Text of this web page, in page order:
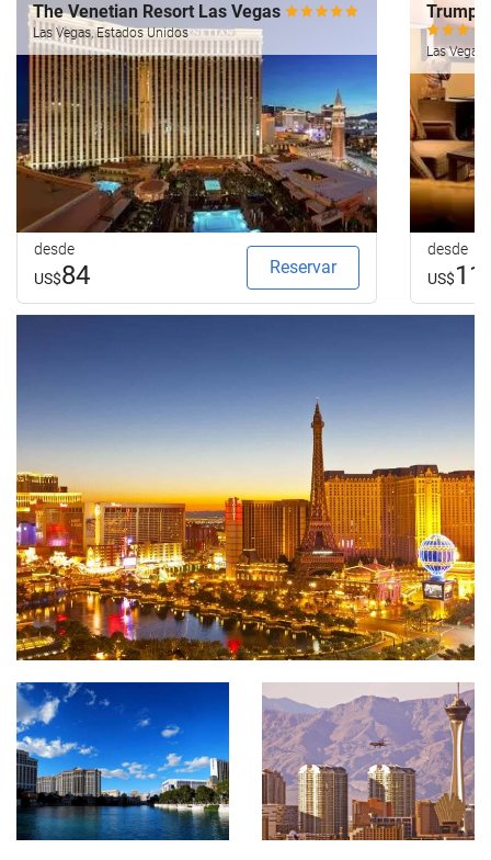
The Venetian Resort Las Vegas
Las Vegas, Estados Unidos
desde
US$84 Reservar
Trump
Las
desde
US$